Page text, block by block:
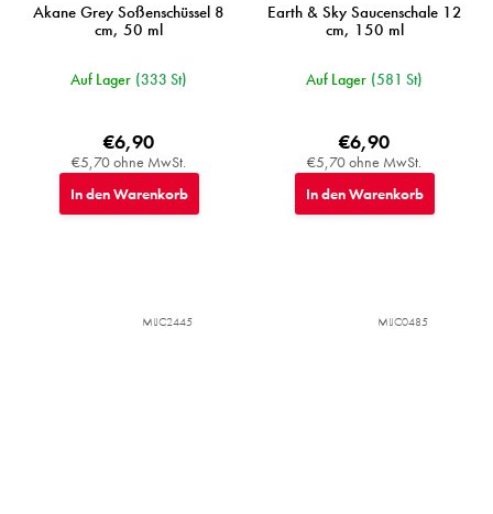
Akane Grey Soßenschüssel 8
cm, 50 ml
Auf Lager (333 St)
€5,70 ohne MwSt.
€6,90
In den Warenkorb
Earth & Sky Saucenschale 12
cm, 150 ml
Auf Lager (581 St)
€5,70 ohne MwSt.
€6,90
In den Warenkorb
MIJC2445 MIJC0485